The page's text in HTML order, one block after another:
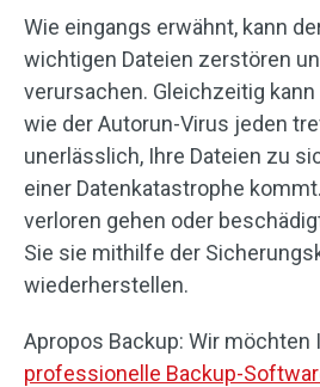
Wie eingangs erwähnt, kann
wichtigen Dateien zerstören
verursachen. Gleichzeitig
wie der Autorun-Virus jeden
unerlässlich, Ihre Dateien zu
einer Datenkatastrophe
verloren gehen oder
Sie sie mithilfe der
wiederherstellen.
Apropos Backup: Wir möchten
professionelle Backup-